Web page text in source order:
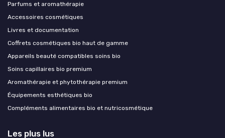
Parfums et aromathérapie
Accessoires cosmétiques
Livres et documentation
Coffrets cosmétiques bio haut de gamme
Appareils beauté compatibles soins bio
Soins capillaires bio premium
Aromathérapie et phytothérapie premium
Équipements esthétiques bio
Compléments alimentaires bio et nutricosmétique
Les plus lus